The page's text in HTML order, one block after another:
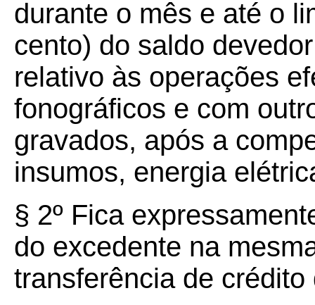
durante o mês e até o
cento) do saldo
relativo às operações
fonográficos e com
gravados, após a
insumos, energia
§ 2º Fica
do excedente na
transferência de